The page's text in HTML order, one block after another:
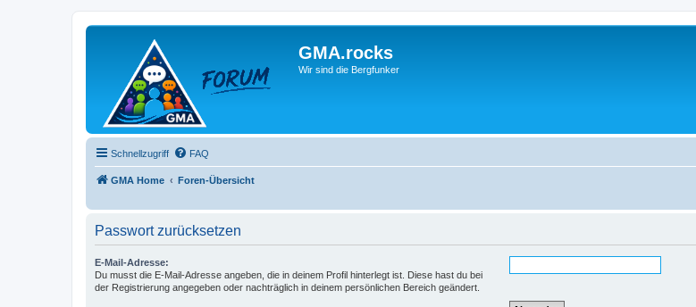
GMA.rocks
Wir sind die Bergfunker
Schnellzugriff FAQ
GMA Home Foren-Übersicht
Passwort zurücksetzen
E-Mail-Adresse:
Du musst die E-Mail-Adresse angeben, die in deinem Profil hinterlegt ist. Diese hast du bei
der Registrierung angegeben oder nachträglich in deinem persönlichen Bereich geändert.